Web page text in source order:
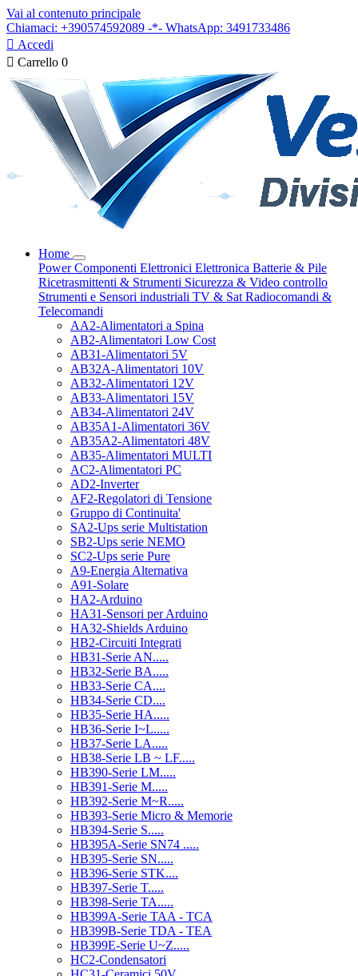
Vai al contenuto principale
Chiamaci: +390574592089 -*- WhatsApp: 3491733486
 Accedi
 Carrello 0
Home
PowerComponenti Elettronici Elettronica Batterie & Pile
Ricetrasmittenti & Strumenti Sicurezza & Video controllo
Strumenti e Sensori industriali TV & Sat Radiocomandi &
Telecomandi
AA2-Alimentatori a Spina
AB2-Alimentatori Low Cost
AB31-Alimentatori 5V
AB32A-Alimentatori 10V
AB32-Alimentatori 12V
AB33-Alimentatori 15V
AB34-Alimentatori 24V
AB35A1-Alimentatori 36V
AB35A2-Alimentatori 48V
AB35-Alimentatori MULTI
AC2-Alimentatori PC
AD2-Inverter
AF2-Regolatori di Tensione
Gruppo di Continuita'
SA2-Ups serie Multistation
SB2-Ups serie NEMO
SC2-Ups serie Pure
A9-Energia Alternativa
A91-Solare
HA2-Arduino
HA31-Sensori per Arduino
HA32-Shields Arduino
HB2-Circuiti Integrati
HB31-Serie AN.....
HB32-Serie BA.....
HB33-Serie CA....
HB34-Serie CD....
HB35-Serie HA.....
HB36-Serie I~L.....
HB37-Serie LA.....
HB38-Serie LB ~ LF.....
HB390-Serie LM.....
HB391-Serie M.....
HB392-Serie M~R.....
HB393-Serie Micro & Memorie
HB394-Serie S.....
HB395A-Serie SN74 .....
HB395-Serie SN.....
HB396-Serie STK....
HB397-Serie T.....
HB398-Serie TA.....
HB399A-Serie TAA - TCA
HB399B-Serie TDA - TEA
HB399E-Serie U~Z.....
HC2-Condensatori